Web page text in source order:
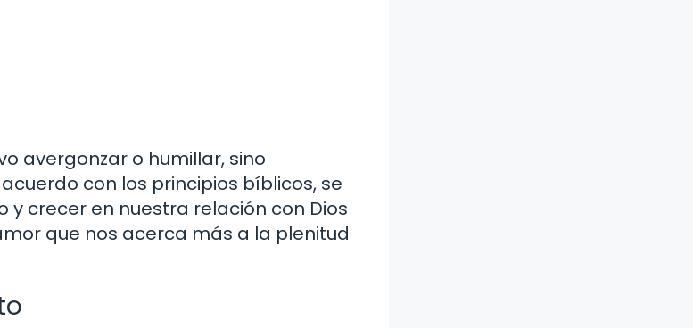
avergonzar o humillar, sino
con los principios bíblicos, se
crecer en nuestra relación con Dios
que nos acerca más a la plenitud